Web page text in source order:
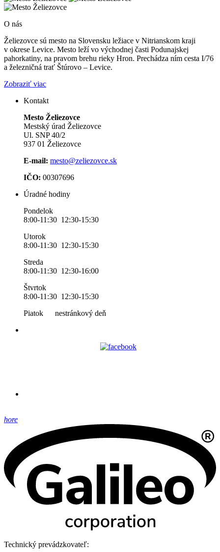
O nás
Želiezovce sú mesto na Slovensku ležiace v Nitrianskom kraji
v okrese Levice. Mesto leží vo východnej časti Podunajskej
pahorkatiny, na pravom brehu rieky Hron. Prechádza ním cesta I/76
a železničná trať Štúrovo – Levice.
Zobraziť viac
Kontakt
Mesto Želiezovce
Mestský úrad Želiezovce
Ul. SNP 40/2
937 01 Želiezovce
E-mail: mesto@zeliezovce.sk
IČO: 00307696
Úradné hodiny
Pondelok
8:00-11:30 12:30-15:30
Utorok
8:00-11:30 12:30-15:30
Streda
8:00-11:30 12:30-16:00
Štvrtok
8:00-11:30 12:30-15:30
Piatok nestránkový deň
hore
Technický prevádzkovateľ: